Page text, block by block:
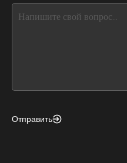
this,
leave
Отправить